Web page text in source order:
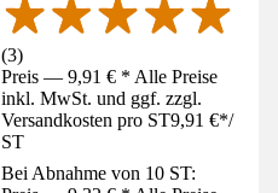
(3)
Preis — 9,91 € * Alle Preise
inkl. MwSt. und ggf. zzgl.
Versandkosten pro ST9,91 €*/
ST
Bei Abnahme von 10 ST: